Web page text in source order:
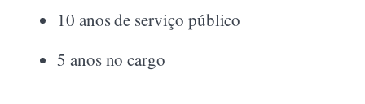
10 anos de serviço público
5 anos no cargo